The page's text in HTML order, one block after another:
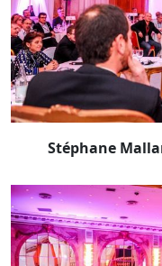
Stéphane